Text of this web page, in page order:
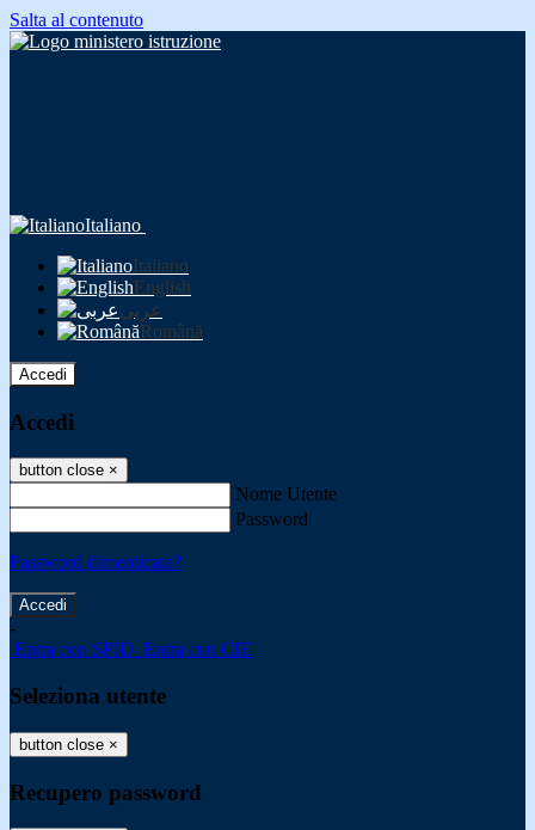
Salta al contenuto
Italiano
Italiano
English
عربى
Română
Accedi
Accedi
button close ×
Nome Utente
Password
Password dimenticata?
-
Entra con SPID Entra con CIE
Seleziona utente
button close ×
Recupero password